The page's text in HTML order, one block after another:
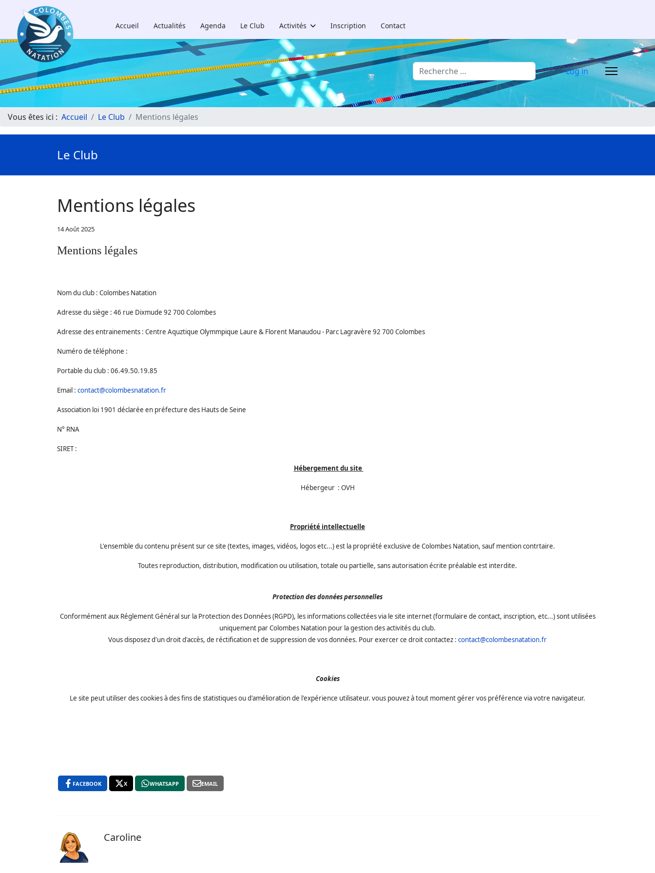
Accueil Actualités Agenda Le Club Activités Inscription Contact
Rechercher Log in
Vous êtes ici : Accueil Le Club Mentions légales
Le Club
Mentions légales
14 Août 2025
Mentions légales
Nom du club : Colombes Natation
Adresse du siège : 46 rue Dixmude 92 700 Colombes
Adresse des entrainements : Centre Aquztique Olymmpique Laure & Florent Manaudou - Parc Lagravère 92 700 Colombes
Numéro de téléphone :
Portable du club : 06.49.50.19.85
Email : contact@colombesnatation.fr
Association loi 1901 déclarée en préfecture des Hauts de Seine
N° RNA
SIRET :
Hébergement du site
Hébergeur : OVH
Propriété intellectuelle
L'ensemble du contenu présent sur ce site (textes, images, vidéos, logos etc...) est la propriété exclusive de Colombes Natation, sauf mention contrtaire.
Toutes reproduction, distribution, modification ou utilisation, totale ou partielle, sans autorisation écrite préalable est interdite.
Protection des données personnelles
Conformément aux Réglement Général sur la Protection des Données (RGPD), les informations collectées via le site internet (formulaire de contact, inscription, etc...) sont utilisées
uniquement par Colombes Natation pour la gestion des activités du club.
Vous disposez d'un droit d'accès, de réctification et de suppression de vos données. Pour exercer ce droit contactez : contact@colombesnatation.fr
Cookies
Le site peut utiliser des cookies à des fins de statistiques ou d'amélioration de l'expérience utilisateur. vous pouvez à tout moment gérer vos préférence via votre navigateur.
FACEBOOK X WHATSAPP EMAIL
Caroline